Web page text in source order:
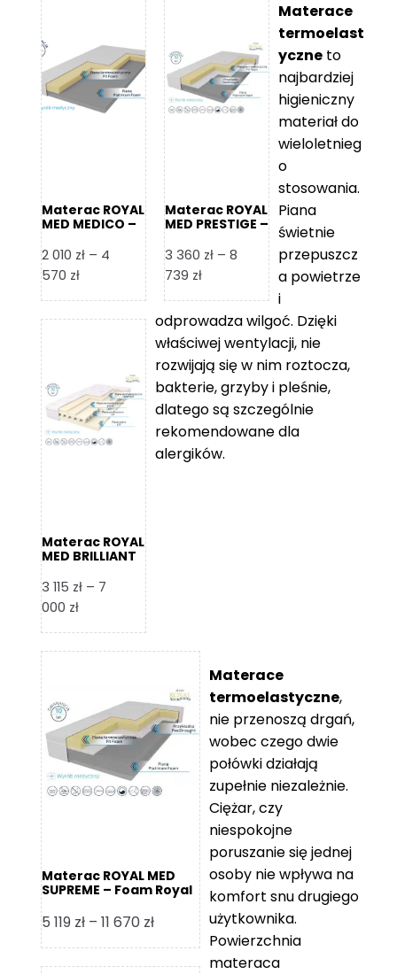
do
8
865 zł
Materac ROYAL
MED MEDICO –
2 010 zł – 4
570 złZakres
od
4
570 zł
Materac ROYAL
MED PRESTIGE –
3 360 zł – 8
739 złZakres
od
3
360 zł
do
8
739 zł
Materac ROYAL
MED BRILLIANT
3 115 zł – 7
000 złZakres
od
7
000 zł
Materace
termoelast
yczne to
najbardziej
higieniczny
materiał do
wieloletnieg
o
stosowania.
Piana
świetnie
przepuszcz
a powietrze
i
odprowadza wilgoć. Dzięki
właściwej wentylacji, nie
rozwijają się w nim roztocza,
bakterie, grzyby i pleśnie,
dlatego są szczególnie
rekomendowane dla
alergików.
Materac ROYAL MED
SUPREME – Foam Royal
5 119 zł – 11 670 złZakres
cen:
od
Materace
termoelastyczne,
nie przenoszą drgań,
wobec czego dwie
połówki działają
zupełnie niezależnie.
Ciężar, czy
niespokojne
poruszanie się jednej
osoby nie wpływa na
komfort snu drugiego
użytkownika.
Powierzchnia
materaca